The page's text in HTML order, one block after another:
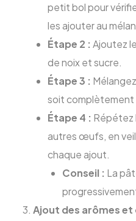
petit bol pour
les ajouter au
Étape 2 : Ajoutez
de noix et sucre.
Étape 3 :
soit complètement
Étape 4 : Répétez
autres œufs, en
chaque ajout.
Conseil : La
Ajout des arômes et